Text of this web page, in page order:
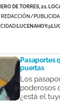
DE TORRES, 21.
REDACCIÓN/
Pasaportes
puertas
Los
poderosos
¿está el